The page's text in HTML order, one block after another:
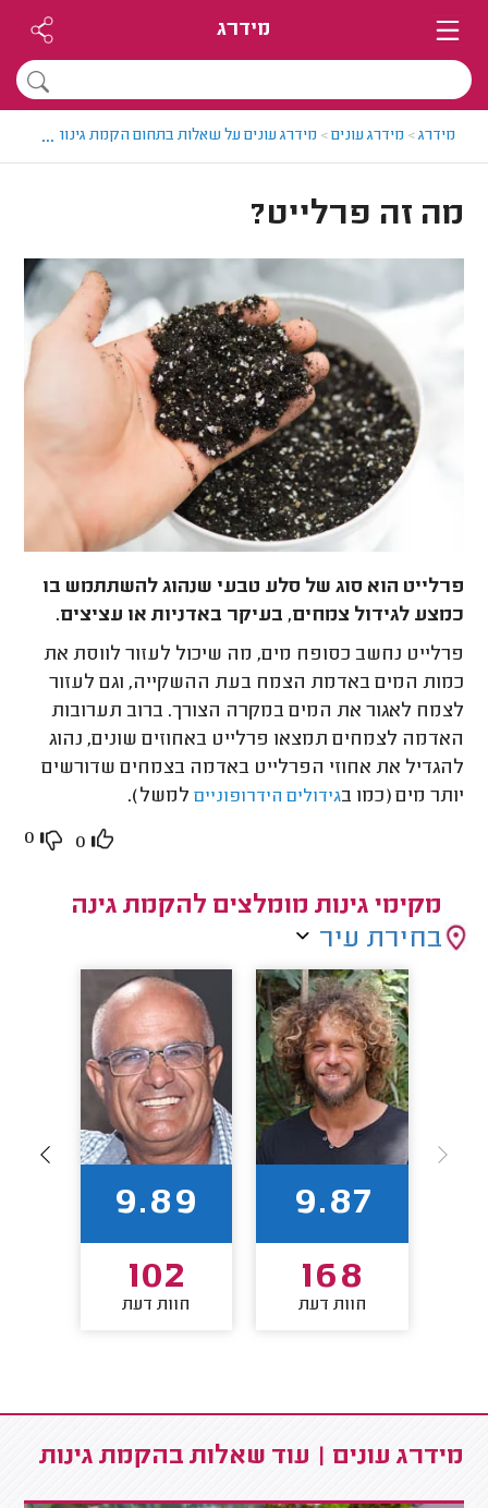
מידרג
מידרג> מידרג עונים> מידרג עונים על שאלות בתחום הקמת גינות >
...
מה זה פרלייט?
פרלייט הוא סוג של סלע טבעי שנהוג להשתתמש בו
כמצע לגידול צמחים, בעיקר באדניות או עציצים.
פרלייט נחשב כסופח מים, מה שיכול לעזור לווסת את
כמות המים באדמת הצמח בעת ההשקייה, וגם לעזור
לצמח לאגור את המים במקרה הצורך. ברוב תערובות
האדמה לצמחים תמצאו פרלייט באחוזים שונים, נהוג
להגדיל את אחוזי הפרלייט באדמה בצמחים שדורשים
יותר מים (כמו בגידולים הידרופוניים למשל).
0
0
מקימי גינות מומלצים להקמת גינה
בחירת עיר
9.87
168
חוות דעת
9.89
102
חוות דעת
מידרג עונים | עוד שאלות בהקמת גינות